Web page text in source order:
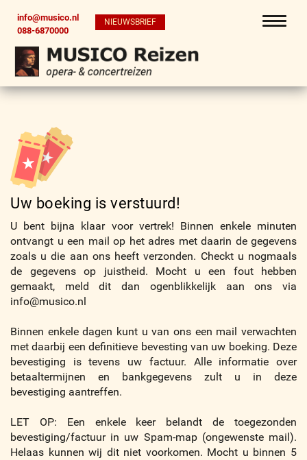
info@musico.nl
088-6870000
NIEUWSBRIEF
Uw boeking is verstuurd!
U bent bijna klaar voor vertrek! Binnen enkele minuten
ontvangt u een mail op het adres met daarin de gegevens
zoals u die aan ons heeft verzonden. Checkt u nogmaals
de gegevens op juistheid. Mocht u een fout hebben
gemaakt, meld dit dan ogenblikkelijk aan ons via
info@musico.nl
Binnen enkele dagen kunt u van ons een mail verwachten
met daarbij een definitieve bevesting van uw boeking. Deze
bevestiging is tevens uw factuur. Alle informatie over
betaaltermijnen en bankgegevens zult u in deze
bevestiging aantreffen.
LET OP: Een enkele keer belandt de toegezonden
bevestiging/factuur in uw Spam-map (ongewenste mail).
Helaas kunnen wij dit niet voorkomen. Mocht u binnen 5